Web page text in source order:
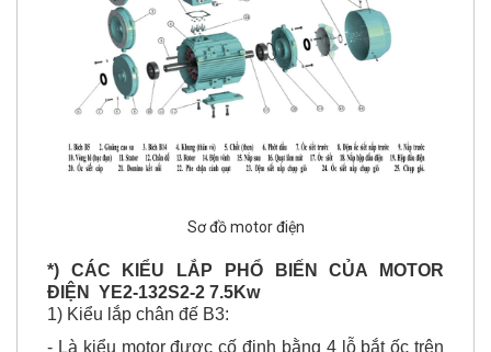
ĐIỆN YE2-132S2-2 7.5Kw
1) Kiểu lắp chân đế B3:
- Là kiểu motor được cố định bằng 4 lỗ bắt ốc trên
chân đế của motor. Motor chân đế được kết nối với